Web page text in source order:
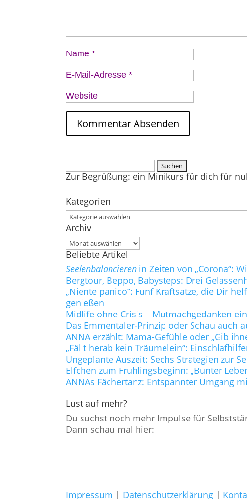
Name*
E-Mail-Adresse*
Website
nach:
Zur Begrüßung: ein Minikurs für dich für
Kategorien
Kategorien
Archiv
Archiv
Beliebte Artikel
Seelenbalancieren in Zeiten von „Corona“:
Bergtour, Beppo, Babysteps: Drei
„Niente panico“: Fünf Kraftsätze, die Dir
genießen
Midlife ohne Crisis – Mutmachgedanken
Das Emmentaler-Prinzip oder Schau auch
ANNA erzählt: Mama-Gefühle oder „Gib
„Fällt herab kein Träumelein“:
Ungeplante Auszeit: Sechs Strategien zur
Elfchen zum Frühlingsbeginn: „Bunter
ANNAs Fächertanz: Entspannter Umgang
Lust auf mehr?
Du suchst noch mehr Impulse für
Dann schau mal hier:
Impressum | Datenschutzerklärung |